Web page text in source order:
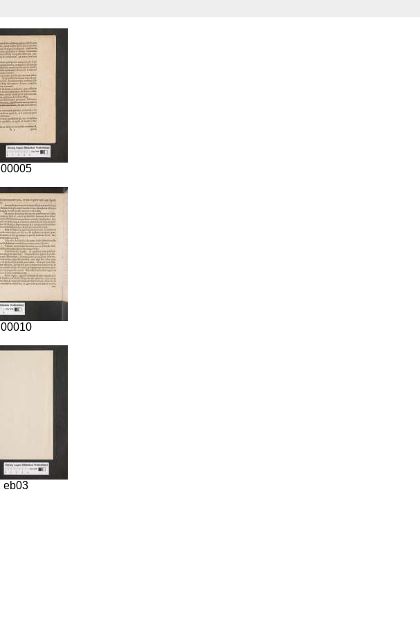
00005
00010
eb03